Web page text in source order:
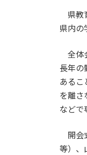
県教
県内の
全体
長年の
ある
を離さ
などで
開会
等）、